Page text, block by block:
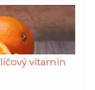
vitamin